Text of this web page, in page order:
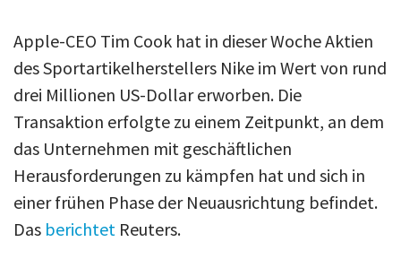
Apple-CEO Tim Cook hat in dieser Woche Aktien
des Sportartikelherstellers Nike im Wert von rund
drei Millionen US-Dollar erworben. Die
Transaktion erfolgte zu einem Zeitpunkt, an dem
das Unternehmen mit geschäftlichen
Herausforderungen zu kämpfen hat und sich in
einer frühen Phase der Neuausrichtung befindet.
Das berichtet Reuters.